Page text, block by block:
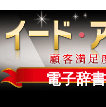
電子辞